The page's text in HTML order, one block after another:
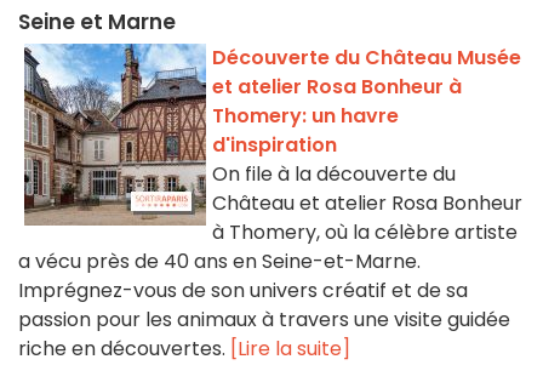
Seine et Marne
Découverte du Château Musée
et atelier Rosa Bonheur à
Thomery: un havre
d'inspiration
On file à la découverte du
Château et atelier Rosa Bonheur
à Thomery, où la célèbre artiste
a vécu près de 40 ans en Seine-et-Marne.
Imprégnez-vous de son univers créatif et de sa
passion pour les animaux à travers une visite guidée
riche en découvertes. [Lire la suite]